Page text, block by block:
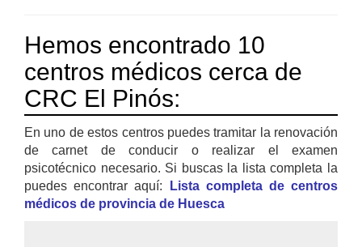
Hemos encontrado 10
centros médicos cerca de
CRC El Pinós:
En uno de estos centros puedes tramitar la renovación
de carnet de conducir o realizar el examen
psicotécnico necesario. Si buscas la lista completa la
puedes encontrar aquí:
Lista completa de centros
médicos de provincia de Huesca